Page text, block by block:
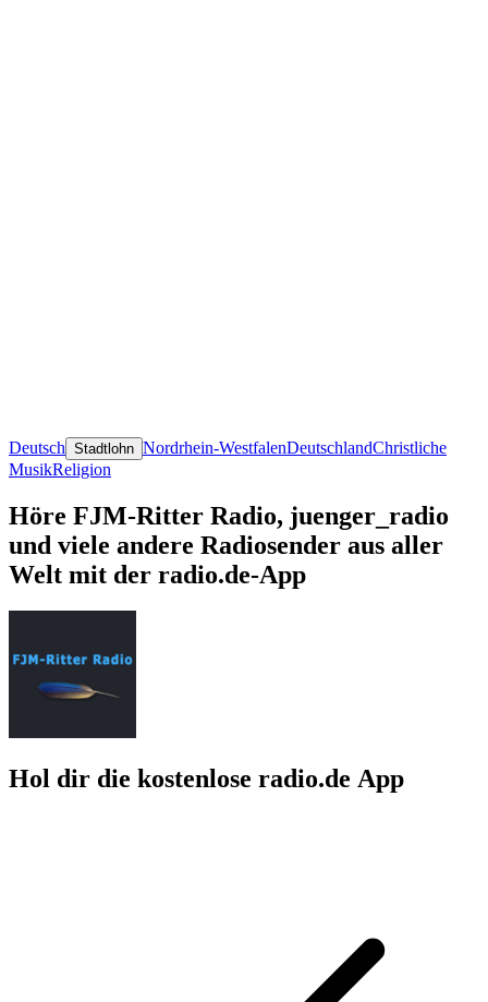
Deutsch Stadtlohn Nordrhein-WestfalenDeutschlandChristliche
MusikReligion
Höre FJM-Ritter Radio, juenger_radio
und viele andere Radiosender aus aller
Welt mit der radio.de-App
Hol dir die kostenlose radio.de App